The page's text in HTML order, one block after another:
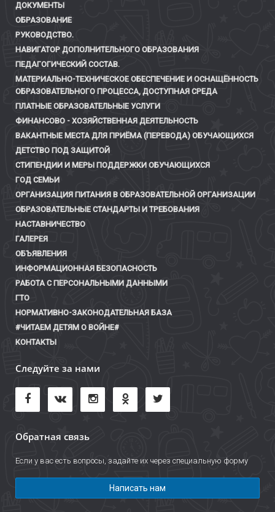
ДОКУМЕНТЫ
ОБРАЗОВАНИЕ
РУКОВОДСТВО.
НАВИГАТОР ДОПОЛНИТЕЛЬНОГО ОБРАЗОВАНИЯ
ПЕДАГОГИЧЕСКИЙ СОСТАВ.
МАТЕРИАЛЬНО-ТЕХНИЧЕСКОЕ ОБЕСПЕЧЕНИЕ И ОСНАЩЁННОСТЬ
ОБРАЗОВАТЕЛЬНОГО ПРОЦЕССА, ДОСТУПНАЯ СРЕДА
ПЛАТНЫЕ ОБРАЗОВАТЕЛЬНЫЕ УСЛУГИ
ФИНАНСОВО - ХОЗЯЙСТВЕННАЯ ДЕЯТЕЛЬНОСТЬ
ВАКАНТНЫЕ МЕСТА ДЛЯ ПРИЁМА (ПЕРЕВОДА) ОБУЧАЮЩИХСЯ
ДЕТСТВО ПОД ЗАЩИТОЙ
СТИПЕНДИИ И МЕРЫ ПОДДЕРЖКИ ОБУЧАЮЩИХСЯ
ГОД СЕМЬИ
ОРГАНИЗАЦИЯ ПИТАНИЯ В ОБРАЗОВАТЕЛЬНОЙ ОРГАНИЗАЦИИ
ОБРАЗОВАТЕЛЬНЫЕ СТАНДАРТЫ И ТРЕБОВАНИЯ
НАСТАВНИЧЕСТВО
ГАЛЕРЕЯ
ОБЪЯВЛЕНИЯ
ИНФОРМАЦИОННАЯ БЕЗОПАСНОСТЬ
РАБОТА С ПЕРСОНАЛЬНЫМИ ДАННЫМИ
ГТО
НОРМАТИВНО-ЗАКОНОДАТЕЛЬНАЯ БАЗА
#ЧИТАЕМ ДЕТЯМ О ВОЙНЕ#
КОНТАКТЫ
Следуйте за нами
Обратная связь
Если у вас есть вопросы, задайте их через специальную форму
Написать нам